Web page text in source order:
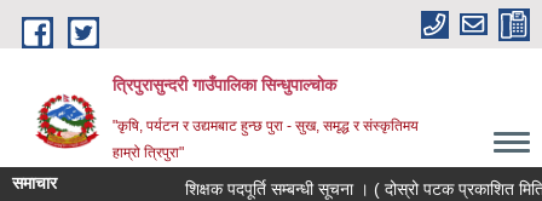
Skip to main content
त्रिपुरासुन्दरी गाउँपालिका सिन्धुपाल्चाेक
"कृषि, पर्यटन र उद्यमबाट हुन्छ पुरा - सुख, समृद्ध र संस्कृतिमय
हाम्रो त्रिपुरा"
समाचार शिक्षक पदपूर्ति सम्बन्धी सूचना । ( दोस्रो पटक प्रकाशित